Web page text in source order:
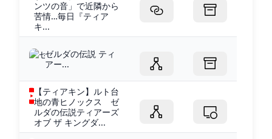
ンツの音」で近隣から
苦情…毎日『ティア
キ...
ゼルダの伝説 ティ
アー...
【ティアキン】ルト台
地の青ヒノックス ゼ
ルダの伝説ティアーズ
オブ ザ キングダ...